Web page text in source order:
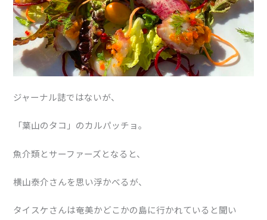
ジャーナル誌ではないが、
「葉山のタコ」のカルパッチョ。
魚介類とサーファーズとなると、
横山泰介さんを思い浮かべるが、
タイスケさんは奄美かどこかの島に行かれていると聞い